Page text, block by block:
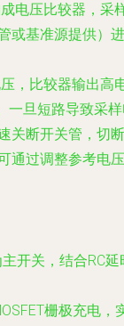
电压比较器，采
或基准源提供）进
，比较器输出高
一旦短路导致采
关断开关管，切断
通过调整参考电压
开关，结合RC延
栅极充电，